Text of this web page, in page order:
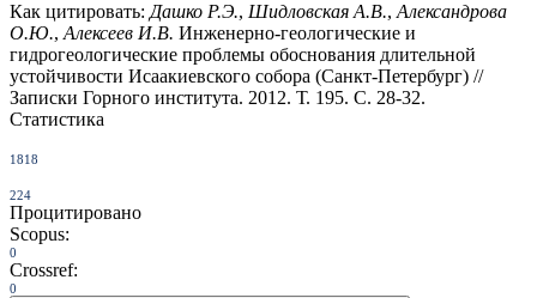
Как цитировать: Дашко Р.Э., Шидловская А.В.,Александрова
О.Ю.,Алексеев И.В. Инженерно-геологические и
гидрогеологические проблемы обоснования длительной
устойчивости Исаакиевского собора (Санкт-Петербург) //
Записки Горного института. 2012. Т. 195. С. 28-32.
Статистика
1818
224
Процитировано
Scopus:
0
Crossref:
0